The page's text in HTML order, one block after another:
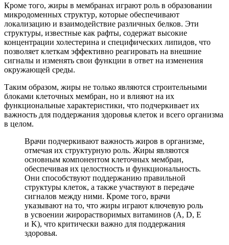
Кроме того, жиры в мембранах играют роль в образовании
микродоменных структур, которые обеспечивают
локализацию и взаимодействие различных белков. Эти
структуры, известные как рафты, содержат высокие
концентрации холестерина и специфических липидов, что
позволяет клеткам эффективно реагировать на внешние
сигналы и изменять свои функции в ответ на изменения
окружающей среды.
Таким образом, жиры не только являются строительными
блоками клеточных мембран, но и влияют на их
функциональные характеристики, что подчеркивает их
важность для поддержания здоровья клеток и всего организма
в целом.
Врачи подчеркивают важность жиров в организме,
отмечая их структурную роль. Жиры являются
основным компонентом клеточных мембран,
обеспечивая их целостность и функциональность.
Они способствуют поддержанию правильной
структуры клеток, а также участвуют в передаче
сигналов между ними. Кроме того, врачи
указывают на то, что жиры играют ключевую роль
в усвоении жирорастворимых витаминов (A, D, E
и K), что критически важно для поддержания
здоровья.